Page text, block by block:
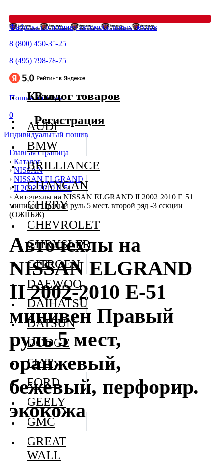
Фабрика по пошиву автомобильных чехлов
8 (800) 450-35-25
8 (495) 798-78-75
Пошив на заказ
0
Индивидуальный пошив
Главная страница
› Каталог
› NISSAN
› NISSAN ELGRAND
› II 2002-2010 E-51
› Авточехлы на NISSAN ELGRAND II 2002-2010 E-51
минивен Правый руль 5 мест. второй ряд -3 секции
(ОЖПБЖ)
Авточехлы на
NISSAN ELGRAND
II 2002-2010 E-51
минивен Правый
руль 5 мест,
оранжевый,
бежевый, перфорир.
экокожа
Каталог товаров
AUDI
BMW
BRILLIANCE
CHANGAN
CHERY
CHEVROLET
CHRYSLER
CITROEN
DAEWOO
DAIHATSU
DATSUN
DODGE
FIAT
FORD
GEELY
GMC
GREAT
WALL
Вход
Регистрация